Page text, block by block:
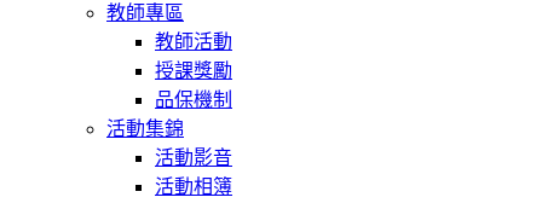
教師專區
教師活動
授課獎勵
品保機制
活動集錦
活動影音
活動相簿